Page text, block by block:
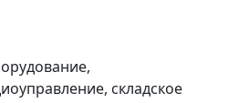
складское